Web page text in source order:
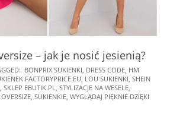
– jak je nosić jesienią?
BONPRIX SUKIENKI DRESS CODE HM
FACTORYPRICE.EU LOU SUKIENKI SHEIN
SKLEP EBUTIK.PL STYLIZACJE NA WESELE
SUKIENKIE WYGLĄDAJ PIĘKNIE DZIĘKI